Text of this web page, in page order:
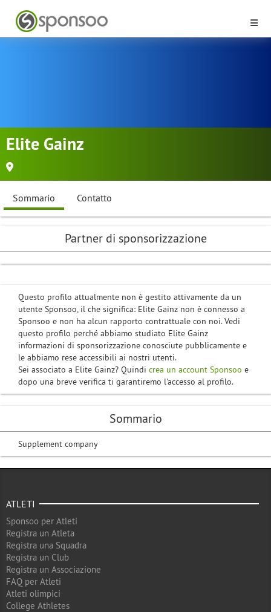
Elite Gainz
Sommario Contatto
Questo profilo attualmente non è gestito attivamente da un
utente Sponsoo, il che significa: Elite Gainz non è connesso a
Sponsoo e non ha alcun rapporto contrattuale con noi. Vedi
questo profilo perché abbiamo studiato Elite Gainz
informazioni di sponsorizzazione conosciute pubblicamente e
le abbiamo rese accessibili ai nostri utenti.
Sei associato a Elite Gainz? Quindi crea un account Sponsoo e
dopo una breve verifica ti garantiremo l'accesso al profilo.
Sommario
Supplement company
Partner di sponsorizzazione
ATLETI
Sponsoo per Atleti
Registra un Atleta
Registra una Squadra
Registra un Club
Registra un Associazione
FAQ per Atleti
Atleti olimpici
College Athletes